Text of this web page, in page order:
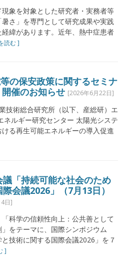
象を対象とした研究者・実務者等
さ」を専門として研究成果や実践
緯があります。近年、熱中症患者
読む ]
の保安政策に関するセミナ
催のお知らせ [2026年6月22日]
技術総合研究所（以下、産総研）エ
ネルギー研究センター 太陽光システ
る再生可能エネルギーの導入促進
「持続可能な社会のため
会議2026」（7月13日）
日]
科学の信頼性向上：公共善として
をテーマに、国際シンポジウム
技術に関する国際会議2026」を７
]